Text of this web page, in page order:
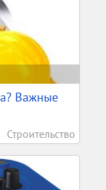
Важные
Строительство